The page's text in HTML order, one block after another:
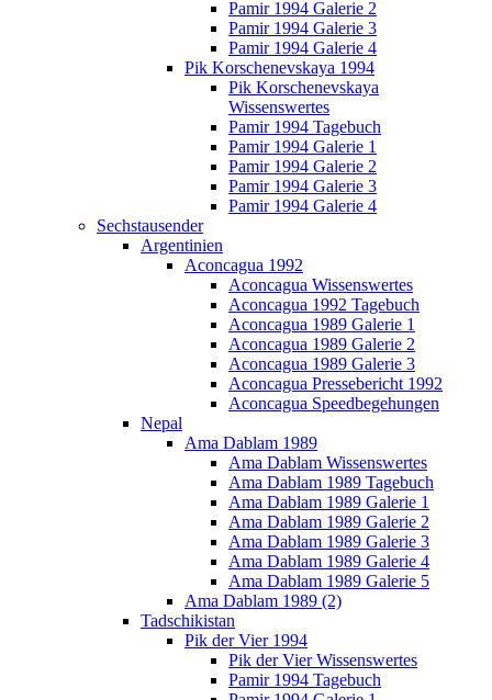
Pamir 1994 Galerie 2
Pamir 1994 Galerie 3
Pamir 1994 Galerie 4
Pik Korschenevskaya 1994
Pik Korschenevskaya
Wissenswertes
Pamir 1994 Tagebuch
Pamir 1994 Galerie 1
Pamir 1994 Galerie 2
Pamir 1994 Galerie 3
Pamir 1994 Galerie 4
Sechstausender
Argentinien
Aconcagua 1992
Aconcagua Wissenswertes
Aconcagua 1992 Tagebuch
Aconcagua 1989 Galerie 1
Aconcagua 1989 Galerie 2
Aconcagua 1989 Galerie 3
Aconcagua Pressebericht 1992
Aconcagua Speedbegehungen
Nepal
Ama Dablam 1989
Ama Dablam Wissenswertes
Ama Dablam 1989 Tagebuch
Ama Dablam 1989 Galerie 1
Ama Dablam 1989 Galerie 2
Ama Dablam 1989 Galerie 3
Ama Dablam 1989 Galerie 4
Ama Dablam 1989 Galerie 5
Ama Dablam 1989 (2)
Tadschikistan
Pik der Vier 1994
Pik der Vier Wissenswertes
Pamir 1994 Tagebuch